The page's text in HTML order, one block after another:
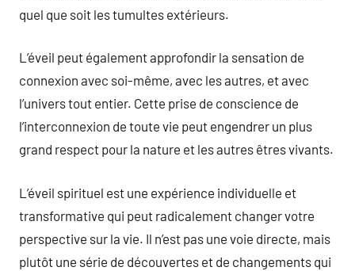
quel que soit les tumultes extérieurs.
L’éveil peut également approfondir la sensation de
connexion avec soi-même, avec les autres, et avec
l’univers tout entier. Cette prise de conscience de
l’interconnexion de toute vie peut engendrer un plus
grand respect pour la nature et les autres êtres vivants.
L’éveil spirituel est une expérience individuelle et
transformative qui peut radicalement changer votre
perspective sur la vie. Il n’est pas une voie directe, mais
plutôt une série de découvertes et de changements qui